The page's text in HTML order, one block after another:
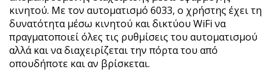
κινητού. Με τον αυτοματισμό 6033, ο χρήστης έχει τη
δυνατότητα μέσω κινητού και δικτύου WiFi να
πραγματοποιεί όλες τις ρυθμίσεις του αυτοματισμού
αλλά και να διαχειρίζεται την πόρτα του από
οπουδήποτε και αν βρίσκεται.